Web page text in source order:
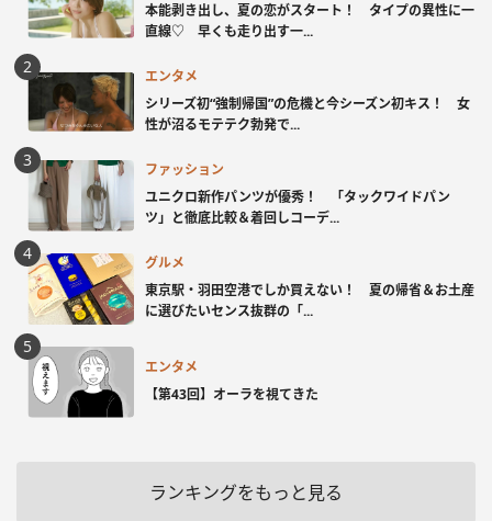
本能剥き出し、夏の恋がスタート！ タイプの異性に一
直線♡ 早くも走り出す一...
エンタメ
シリーズ初“強制帰国”の危機と今シーズン初キス！ 女
性が沼るモテテク勃発で...
ファッション
ユニクロ新作パンツが優秀！ 「タックワイドパン
ツ」と徹底比較＆着回しコーデ...
グルメ
東京駅・羽田空港でしか買えない！ 夏の帰省＆お土産
に選びたいセンス抜群の「...
エンタメ
【第43回】オーラを視てきた
ランキングをもっと見る